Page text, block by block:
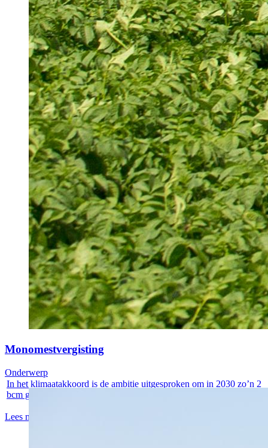
Monomestvergisting
In het klimaatakkoord is de ambitie uitgesproken om in 2030 zo’n 2
bcm groen...
Lees meer
Onderwerp